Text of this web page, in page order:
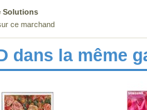
Solutions
ce marchand
dans la même